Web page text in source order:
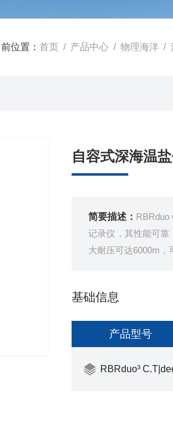
位置： 首页 / 产品中心 / 物理海洋 /
自容式深海温
简要描述： RBRduo
记录仪，其性能可靠
大耐压可达6000m，
基础信息
产品型号
RBRduo³